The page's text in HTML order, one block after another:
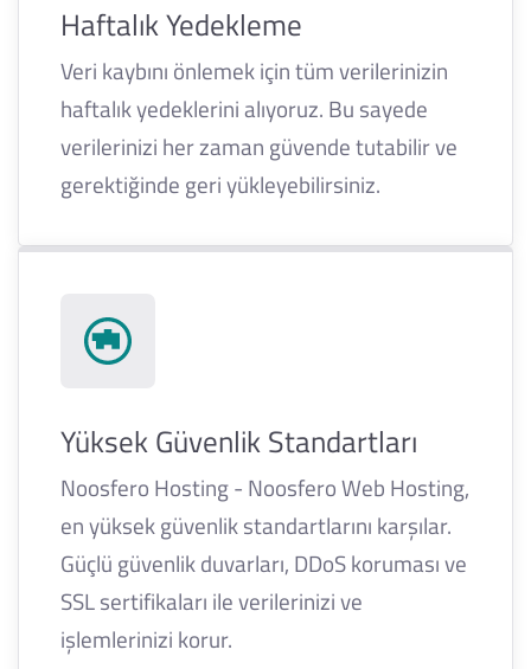
Haftalık Yedekleme
Veri kaybını önlemek için tüm verilerinizin
haftalık yedeklerini alıyoruz. Bu sayede
verilerinizi her zaman güvende tutabilir ve
gerektiğinde geri yükleyebilirsiniz.
Yüksek Güvenlik Standartları
Noosfero Hosting - Noosfero Web Hosting,
en yüksek güvenlik standartlarını karşılar.
Güçlü güvenlik duvarları, DDoS koruması ve
SSL sertifikaları ile verilerinizi ve
işlemlerinizi korur.